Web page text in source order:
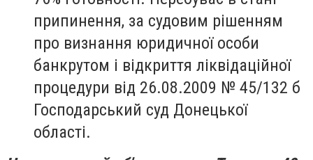
припинення, за судовим рішенням
про визнання юридичної особи
банкрутом і відкриття ліквідаційної
процедури від 26.08.2009 № 45/132 б
Господарський суд Донецької
області.